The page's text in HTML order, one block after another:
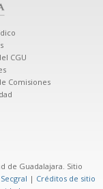
CGU
Comisiones
de Guadalajara. Sitio
| Créditos de sitio